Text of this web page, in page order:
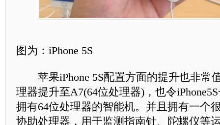
图为：iPhone 5S
苹果iPhone 5S配置方面的提升也非常
理器提升至A7(64位处理器)，也令
拥有64位处理器的智能机。并且拥有一个
协助处理器，用于监测指南针、陀螺仪等